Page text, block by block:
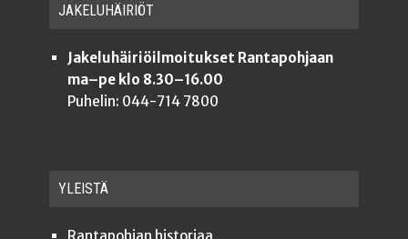
JAKE­LU­HÄI­RIÖT
Jakeluhäiriöilmoitukset Rantapohjaan
ma–pe klo 8.30–16.00
Puhelin: 044-714 7800
YLEISTÄ
Ran­ta­poh­jan historiaa